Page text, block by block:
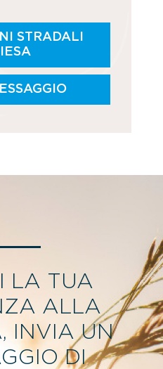
STRADALI
LA TUA
ALLA
INVIA UN
DI